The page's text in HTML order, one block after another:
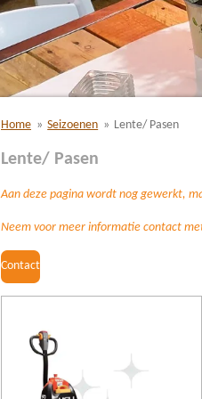
Home » Seizoenen » Lente/ Pasen
Lente/ Pasen
Aan deze pagina wordt nog gewerkt,
Neem voor meer informatie contact
Contact